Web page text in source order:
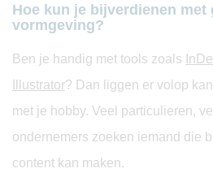
Hoe kun je bijverdienen met
vormgeving?
Ben je handig met tools zoals
Illustrator? Dan liggen er volop
met je hobby. Veel particulieren,
ondernemers zoeken iemand die
content kan maken.